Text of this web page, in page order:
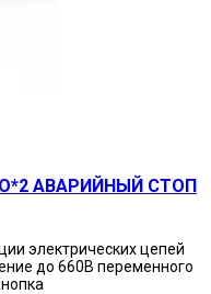
О*2 АВАРИЙНЫЙ СТОП
электрических цепей
до 660В переменного